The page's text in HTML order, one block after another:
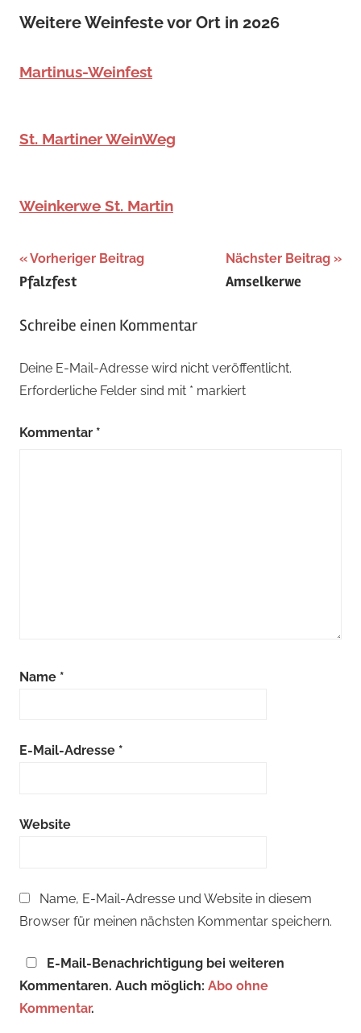
Weitere Weinfeste vor Ort in 2026
Martinus-Weinfest
St. Martiner WeinWeg
Weinkerwe St. Martin
Schlagwörter:
April,
Beitragsnavigation
Vorheriger Beitrag
Pfalzfest
Nächster Beitrag
Amselkerwe
Schreibe einen Kommentar
Deine E-Mail-Adresse wird nicht veröffentlicht.
Erforderliche Felder sind mit * markiert
Kommentar *
Name *
E-Mail-Adresse *
Website
Name, E-Mail-Adresse und Website in diesem
Browser für meinen nächsten Kommentar speichern.
E-Mail-Benachrichtigung bei weiteren
Kommentaren. Auch möglich: Abo ohne
Kommentar.